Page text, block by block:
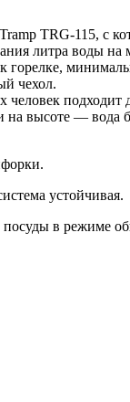
TRG-115, с
литра воды на
горелке,
чехол.
человек
высоте — вода
устойчивая.
посуды в режиме